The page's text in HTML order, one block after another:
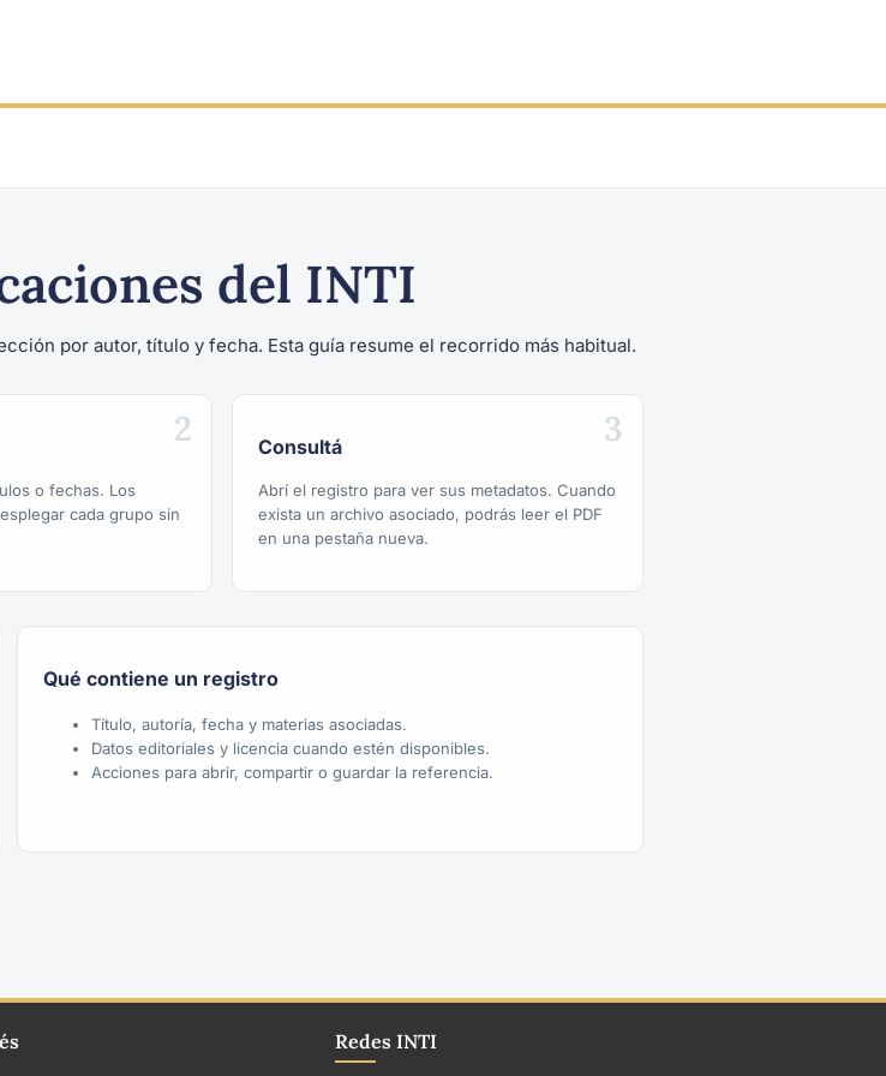
del INTI
por autor, título y fecha. Esta guía resume el recorrido más habitual.
2
o fechas. Los
cada grupo sin
3
Consultá
Abrí el registro para ver sus metadatos. Cuando
exista un archivo asociado, podrás leer el PDF
en una pestaña nueva.
Qué contiene un registro
Título, autoría, fecha y materias asociadas.
Datos editoriales y licencia cuando estén disponibles.
Acciones para abrir, compartir o guardar la referencia.
Redes INTI